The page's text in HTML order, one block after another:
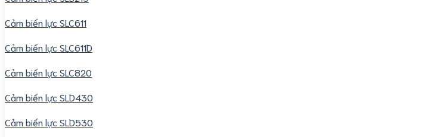
Cảm biến lực SLC611
Cảm biến lực SLC611D
Cảm biến lực SLC820
Cảm biến lực SLD430
Cảm biến lực SLD530